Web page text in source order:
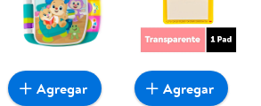
Agregar Agregar